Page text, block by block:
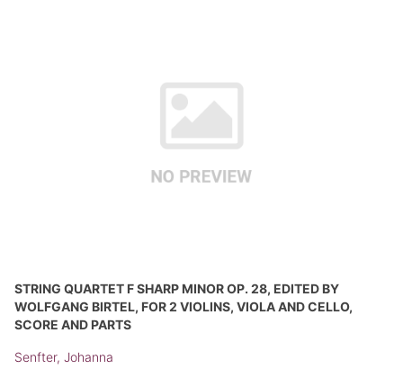
STRING QUARTET F SHARP MINOR OP. 28, EDITED BY
WOLFGANG BIRTEL, FOR 2 VIOLINS, VIOLA AND CELLO,
SCORE AND PARTS
Senfter, Johanna